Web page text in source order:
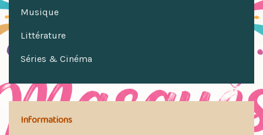
Musique
Littérature
Séries & Cinéma
Informations